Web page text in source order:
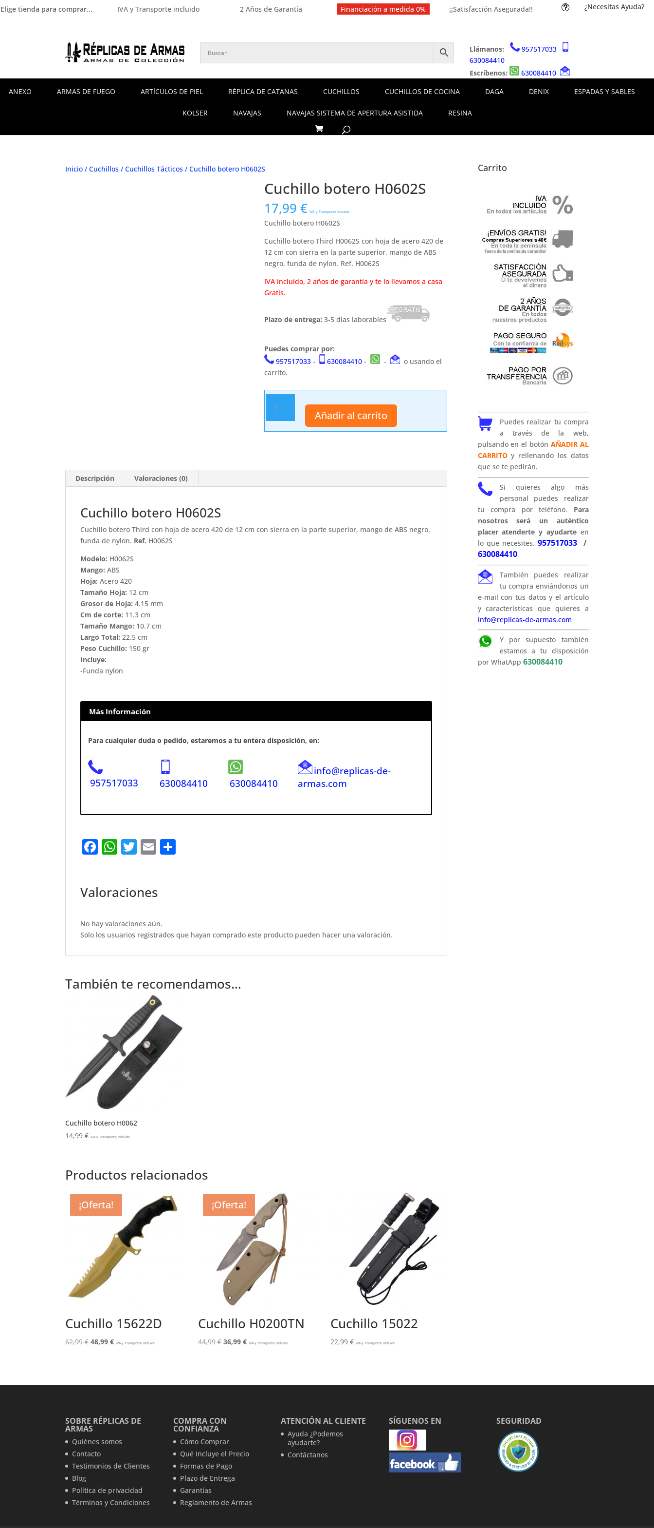
Elige tienda para comprar... IVA y Transporte incluido 2 Años de Garantía Financiación a medida 0% ¡¡Satisfacción Asegurada!! t ¿Necesitas Ayuda?
Llámanos:
957517033
630084410
Escríbenos:
630084410
ANEXO ARMAS DE FUEGO ARTÍCULOS DE PIEL RÉPLICA DE CATANAS CUCHILLOS CUCHILLOS DE COCINA DAGA DENIX ESPADAS Y SABLES
KOLSER NAVAJAS NAVAJAS SISTEMA DE APERTURA ASISTIDA RESINA
Inicio /Cuchillos /Cuchillos Tácticos / Cuchillo botero H0602S
Cuchillo botero H0602S
17,99 € IVA y Transporte Incluido
Cuchillo botero H0602S
Cuchillo botero Third H0062S con hoja de acero 420 de
12 cm con sierra en la parte superior, mango de ABS
negro, funda de nylon. Ref. H0062S
IVA incluido, 2 años de garantía y te lo llevamos a casa
Gratis.
Plazo de entrega: 3-5 días laborables
Puedes comprar por:
957517033- 630084410- -
o usando el
carrito.
botero
H0602S
cantidad
Añadir al carrito
Descripción Valoraciones (0)
Cuchillo botero H0602S
Cuchillo botero Third con hoja de acero 420 de 12 cm con sierra en la parte superior, mango de ABS negro,
funda de nylon. Ref. H0062S
Modelo: H0062S
Mango: ABS
Hoja: Acero 420
Tamaño Hoja: 12 cm
Grosor de Hoja: 4.15 mm
Cm de corte: 11.3 cm
Tamaño Mango: 10.7 cm
Largo Total: 22.5 cm
Peso Cuchillo: 150 gr
Incluye:
-Funda nylon
Más Información
Para cualquier duda o pedido, estaremos a tu entera disposición, en:
957517033 630084410 630084410
info@replicas-de-
armas.com
F
e
o
o
k
W
s
p
p
T
te
E
l
Valoraciones
No hay valoraciones aún.
Solo los usuarios registrados que hayan comprado este producto pueden hacer una valoración.
También te recomendamos…
Cuchillo botero H0062
14,99€ IVA y Transporte Incluido
Productos relacionados
¡Oferta!
Cuchillo 15622D
62,99€El
62,99 €.
48,99€El
48,99 €.
IVA y Transporte Incluido
¡Oferta!
Cuchillo H0200TN
44,99€ El
44,99 €.
36,99 €El
36,99 €.
IVA y Transporte Incluido
Cuchillo 15022
22,99 € IVA y Transporte Incluido
Carrito
Puedes realizar tu compra
a través de la web,
pulsando en el botón AÑADIR AL
CARRITOy rellenando los datos
que se te pedirán.
Si quieres algo más
personal puedes realizar
tu compra por teléfono. Para
nosotros será un auténtico
placer atenderte y ayudarteen
lo que necesites.957517033 /
630084410
También puedes realizar
tu compra enviándonos un
e-mail con tus datos y el artículo
y características que quieres a
info@replicas-de-armas.com
Y por supuesto también
estamos a tu disposición
por WhatApp 630084410
SOBRE RÉPLICAS DE
ARMAS
Quiénes somos
Contacto
Testimonios de Clientes
Blog
Política de privacidad
Términos y Condiciones
COMPRA CON
CONFIANZA
Cómo Comprar
Qué Incluye el Precio
Formas de Pago
Plazo de Entrega
Garantías
Reglamento de Armas
ATENCIÓN AL CLIENTE
Ayuda ¿Podemos
ayudarte?
Contáctanos
SÍGUENOS EN SEGURIDAD